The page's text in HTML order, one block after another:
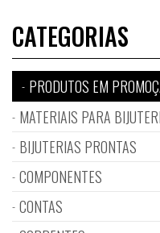
CATEGORIAS
PRODUTOS EM
MATERIAIS PARA
BIJUTERIAS PRONTAS
COMPONENTES
CONTAS